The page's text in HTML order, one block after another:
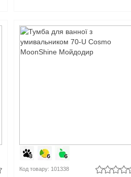
Код товару: 101338